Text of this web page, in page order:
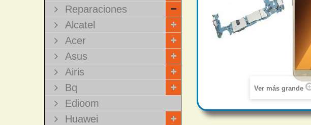
Reparaciones
Alcatel
Acer
Asus
Airis
Bq
Edioom
Huawei
Ver más grande